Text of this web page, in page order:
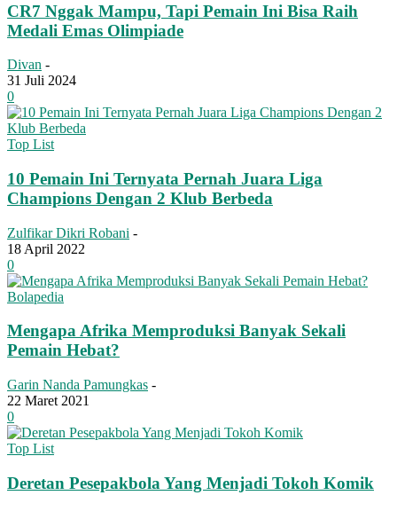
CR7 Nggak Mampu, Tapi Pemain Ini Bisa Raih
Medali Emas Olimpiade
Divan -
31 Juli 2024
0
Top List
10 Pemain Ini Ternyata Pernah Juara Liga
Champions Dengan 2 Klub Berbeda
Zulfikar Dikri Robani -
18 April 2022
0
Bolapedia
Mengapa Afrika Memproduksi Banyak Sekali
Pemain Hebat?
Garin Nanda Pamungkas -
22 Maret 2021
0
Top List
Deretan Pesepakbola Yang Menjadi Tokoh Komik